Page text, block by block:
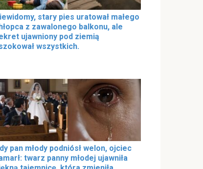
stary pies uratował małego
z zawalonego balkonu, ale
ujawniony pod ziemią
wszystkich.
pan młody podniósł welon, ojciec
twarz panny młodej ujawniła